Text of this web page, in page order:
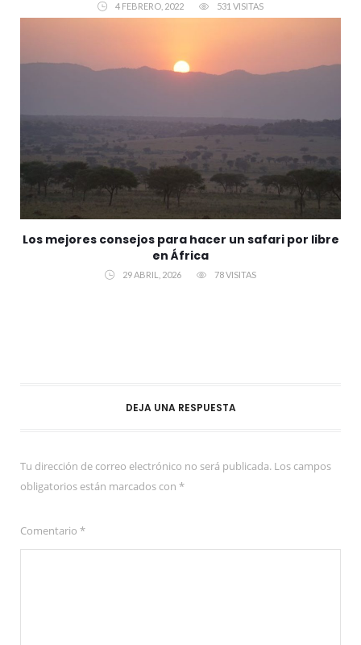
4 FEBRERO, 2022 531 VISITAS
Los mejores consejos para hacer un safari por libre
en África
29 ABRIL, 2026 78 VISITAS
DEJA UNA RESPUESTA
Tu dirección de correo electrónico no será publicada. Los campos
obligatorios están marcados con *
Comentario *